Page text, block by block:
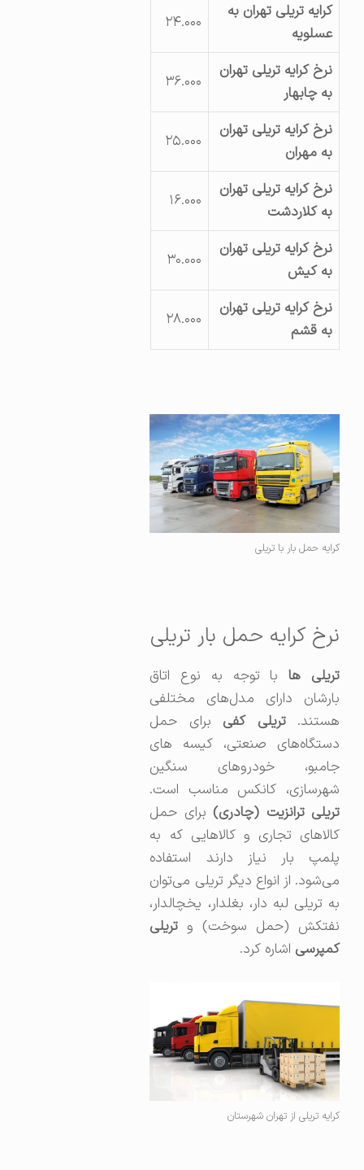
کرایه تریلی تهران به
عسلویه
۲۴.۰۰۰
نرخ کرایه تریلی تهران
به چابهار
۳۶.۰۰۰
نرخ کرایه تریلی تهران
به مهران
۲۵.۰۰۰
نرخ کرایه تریلی تهران
به کلاردشت
۱۶.۰۰۰
نرخ کرایه تریلی تهران
به کیش
۳۰.۰۰۰
نرخ کرایه تریلی تهران
به قشم
۲۸.۰۰۰
کرایه حمل بار با تریلی
نرخ کرایه حمل بار تریلی
تریلی‌ هابا توجه به نوع اتاق
بارشان دارای مدل‌های مختلفی
هستند.تریلی کفی برای حمل
دستگاه‌های صنعتی، کیسه‌ های
جامبو، خودرو‌های سنگین
شهرسازی، کانکس مناسب است.
تریلی ترانزیت (چادری)برای حمل
کالاهای تجاری و کالاهایی که به
پلمپ بار نیاز دارند استفاده
می‌شود. از انواع دیگر تریلی می‌توان
به تریلی لبه دار،‌ بغلدار، یخچالدار،
نفتکش‌ (حمل سوخت) وتریلی
کمپرسیاشاره کرد.
کرایه تریلی از تهران شهرستان